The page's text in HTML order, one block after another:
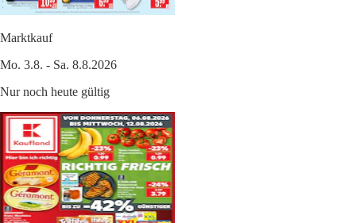
Marktkauf
Mo. 3.8. - Sa. 8.8.2026
Nur noch heute gültig